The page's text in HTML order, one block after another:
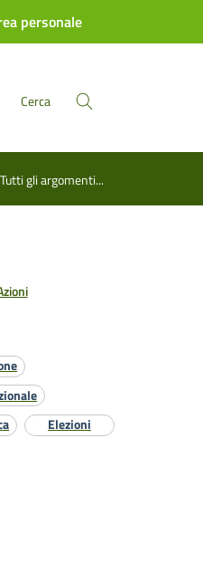
personale
Cerca
Tutti gli argomenti...
Elezioni